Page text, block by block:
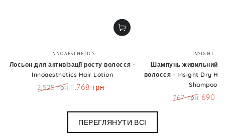
Бренд:
INNOAESTHETICS
Лосьон для активізації росту волосся -
Innoaesthetics Hair Lotion
2.525 грн 1.768 грн
INSIGHT
Шампунь живильний
волосся - Insight Dry
Shampoo
767 грн 690
ПЕРЕГЛЯНУТИ ВСІ